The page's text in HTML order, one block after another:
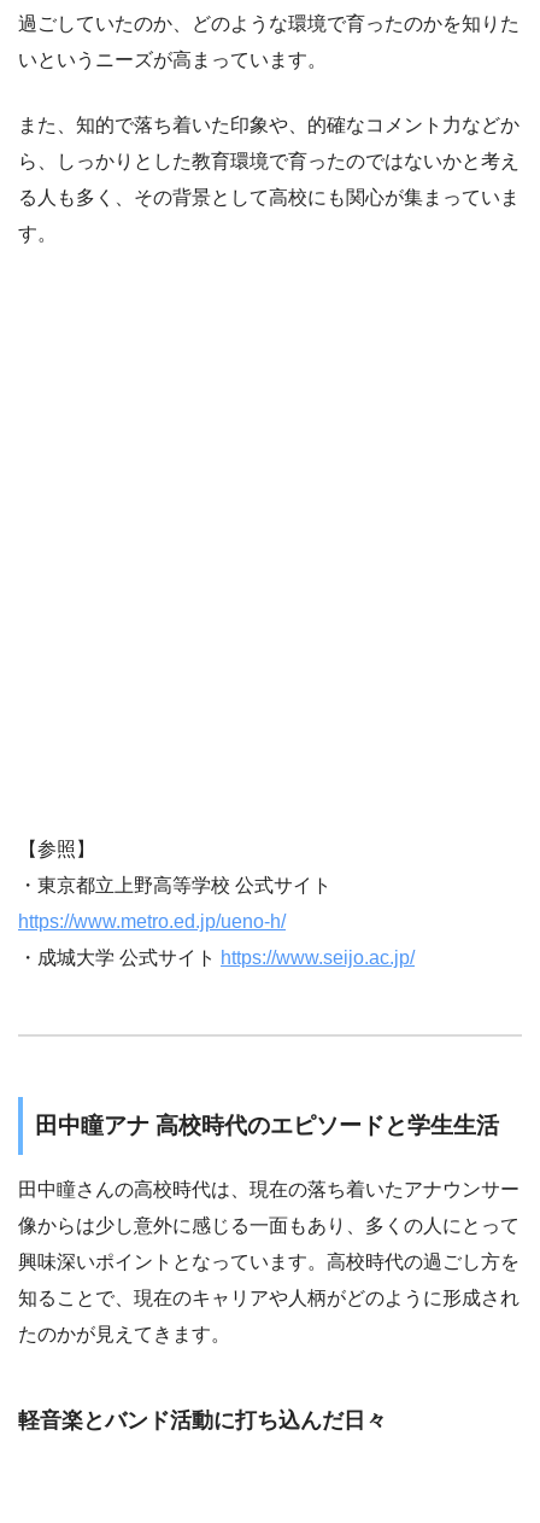
過ごしていたのか、どのような環境で育ったのかを知りた
いというニーズが高まっています。
また、知的で落ち着いた印象や、的確なコメント力などか
ら、しっかりとした教育環境で育ったのではないかと考え
る人も多く、その背景として高校にも関心が集まっていま
す。
【参照】
・東京都立上野高等学校 公式サイト
https://www.metro.ed.jp/ueno-h/
・成城大学 公式サイト https://www.seijo.ac.jp/
田中瞳アナ 高校時代のエピソードと学生生活
田中瞳さんの高校時代は、現在の落ち着いたアナウンサー
像からは少し意外に感じる一面もあり、多くの人にとって
興味深いポイントとなっています。高校時代の過ごし方を
知ることで、現在のキャリアや人柄がどのように形成され
たのかが見えてきます。
軽音楽とバンド活動に打ち込んだ日々